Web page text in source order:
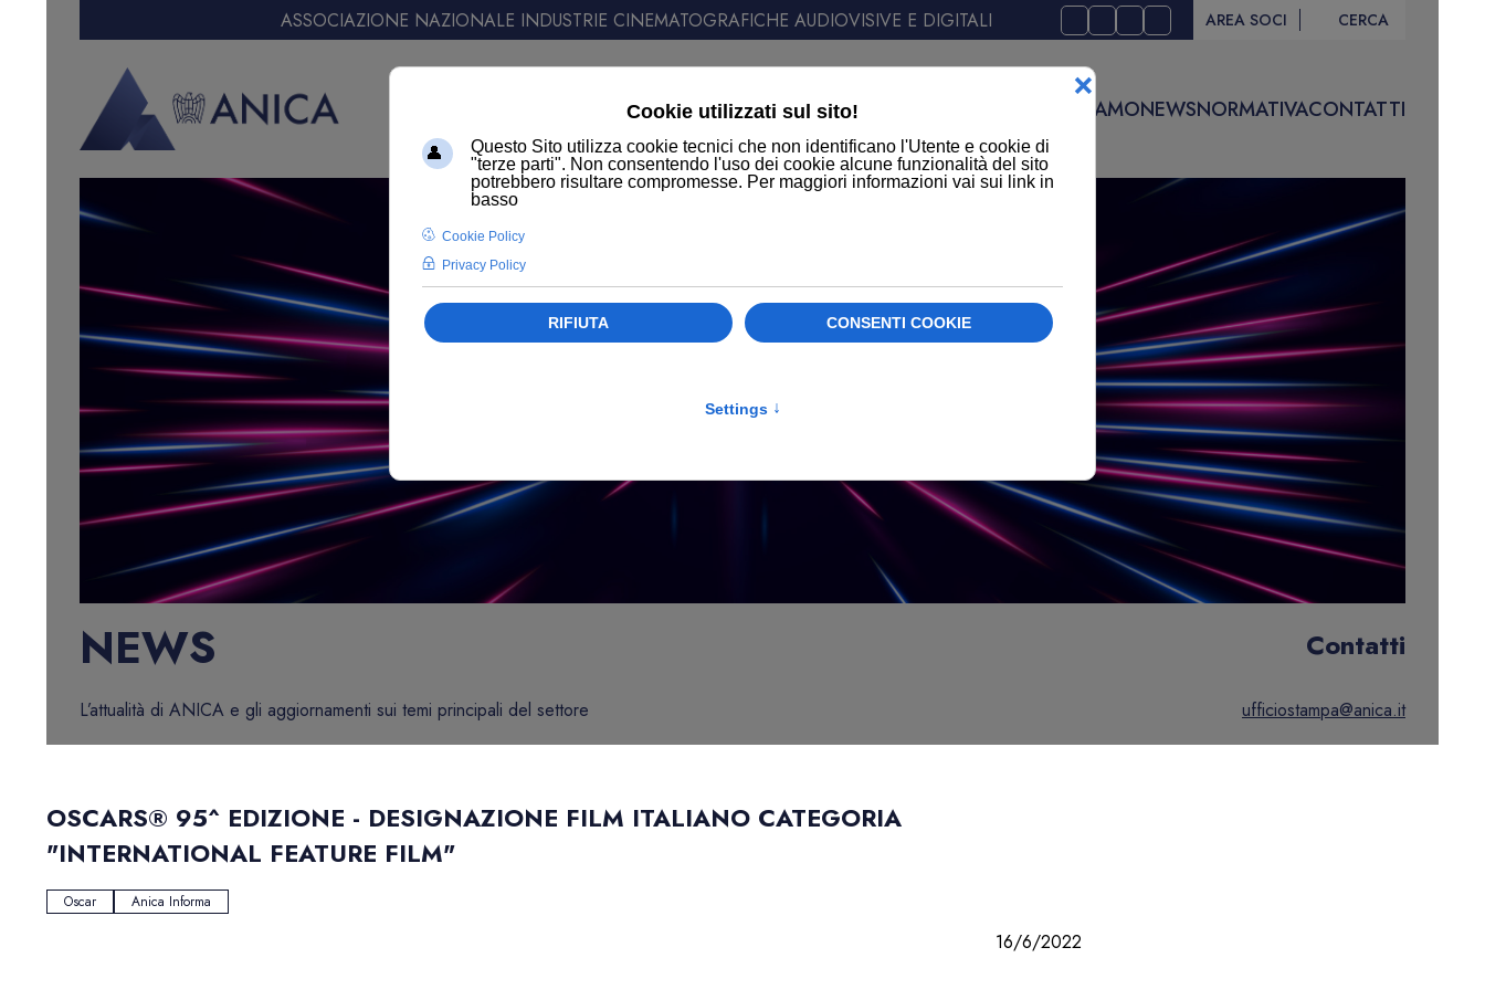
ASSOCIAZIONE NAZIONALE INDUSTRIE CINEMATOGRAFICHE AUDIOVISIVE E DIGITALI AREA SOCI CERCA
CHI SIAMONEWSNORMATIVACONTATTI
NEWS Contatti
ufficiostampa@anica.it
L’attualità di ANICA e gli aggiornamenti sui temi principali del settore
OSCARS® 95^ EDIZIONE - DESIGNAZIONE FILM ITALIANO CATEGORIA
"INTERNATIONAL FEATURE FILM"
Oscar Anica Informa
16/6/2022